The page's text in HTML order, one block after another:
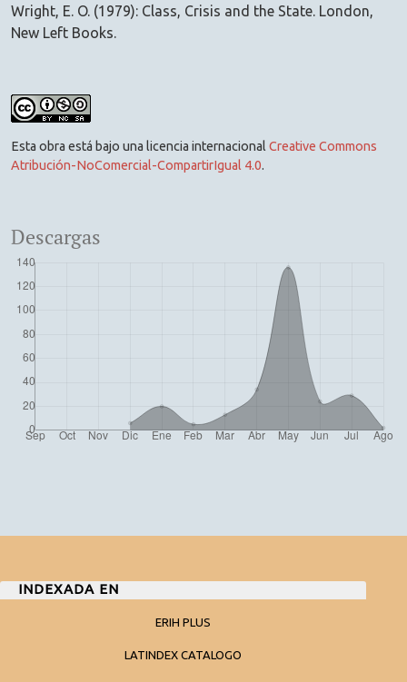
Wright, E. O. (1979): Class, Crisis and the State. London,
New Left Books.
Esta obra está bajo una licencia internacional Creative Commons
Atribución-NoComercial-CompartirIgual 4.0.
Descargas
INDEXADA EN
ERIH PLUS
LATINDEX CATALOGO